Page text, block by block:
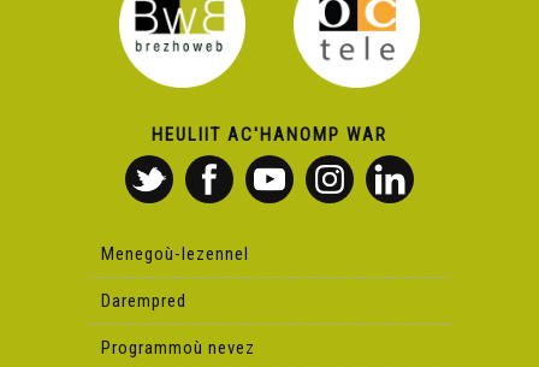
HEULIIT AC'HANOMP WAR
Menegoù-lezennel
Darempred
Programmoù nevez